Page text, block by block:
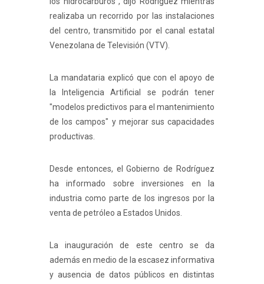
realizaba un recorrido por las instalaciones
del centro, transmitido por el canal estatal
Venezolana de Televisión (VTV).
La mandataria explicó que con el apoyo de
la Inteligencia Artificial se podrán tener
"modelos predictivos para el mantenimiento
de los campos" y mejorar sus capacidades
productivas.
Desde entonces, el Gobierno de Rodríguez
ha informado sobre inversiones en la
industria como parte de los ingresos por la
venta de petróleo a Estados Unidos.
La inauguración de este centro se da
además en medio de la escasez informativa
y ausencia de datos públicos en distintas